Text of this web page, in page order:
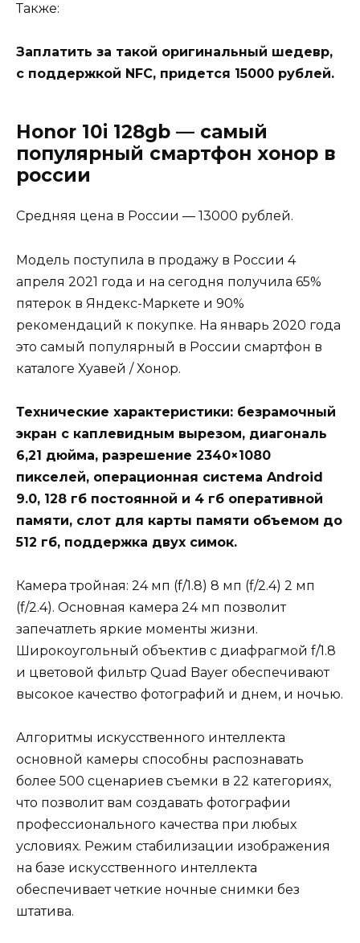
Также:
Заплатить за такой оригинальный шедевр,
с поддержкой NFC, придется 15000 рублей.
Honor 10i 128gb — самый
популярный смартфон хонор в
россии
Средняя цена в России — 13000 рублей.
Модель поступила в продажу в России 4
апреля 2021 года и на сегодня получила 65%
пятерок в Яндекс-Маркете и 90%
рекомендаций к покупке. На январь 2020 года
это самый популярный в России смартфон в
каталоге Хуавей / Хонор.
Технические характеристики: безрамочный
экран с каплевидным вырезом, диагональ
6,21 дюйма, разрешение 2340×1080
пикселей, операционная система Android
9.0, 128 гб постоянной и 4 гб оперативной
памяти, слот для карты памяти объемом до
512 гб, поддержка двух симок.
Камера тройная: 24 мп (f/1.8) 8 мп (f/2.4) 2 мп
(f/2.4). Основная камера 24 мп позволит
запечатлеть яркие моменты жизни.
Широкоугольный объектив с диафрагмой f/1.8
и цветовой фильтр Quad Bayer обеспечивают
высокое качество фотографий и днем, и ночью.
Алгоритмы искусственного интеллекта
основной камеры способны распознавать
более 500 сценариев съемки в 22 категориях,
что позволит вам создавать фотографии
профессионального качества при любых
условиях. Режим стабилизации изображения
на базе искусственного интеллекта
обеспечивает четкие ночные снимки без
штатива.